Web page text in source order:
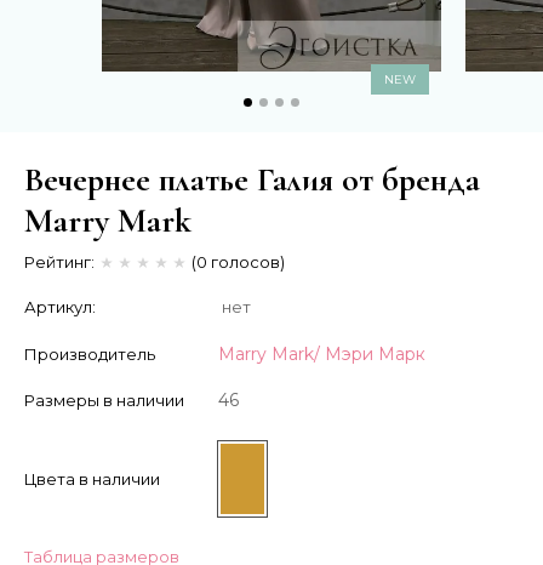
NEW
Вечернее платье Галия от бренда
Marry Mark
Артикул: нет
Рейтинг: (0 голосов)
Производитель Marry Mark/ Мэри Марк
Размеры в наличии 46
Цвета в наличии
Таблица размеров